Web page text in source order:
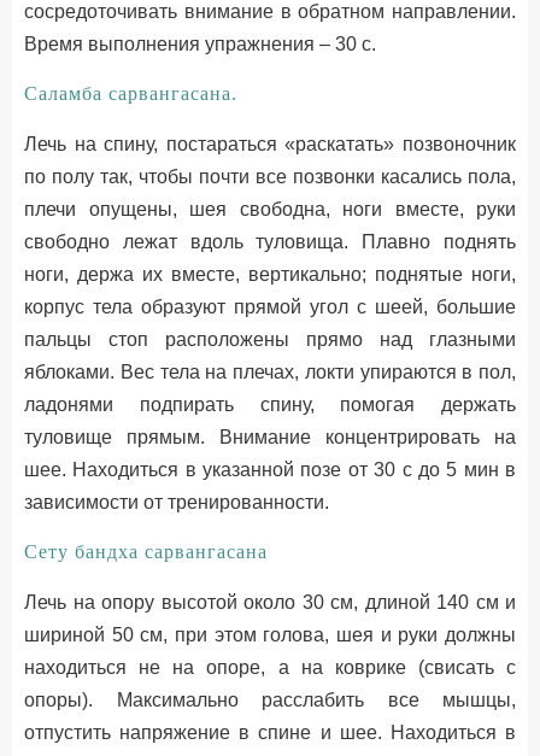
сосредоточивать внимание в обратном направлении.
Время выполнения упражнения – 30 с.
Саламба сарвангасана.
Лечь на спину, постараться «раскатать» позвоночник
по полу так, чтобы почти все позвонки касались пола,
плечи опущены, шея свободна, ноги вместе, руки
свободно лежат вдоль туловища. Плавно поднять
ноги, держа их вместе, вертикально; поднятые ноги,
корпус тела образуют прямой угол с шеей, большие
пальцы стоп расположены прямо над глазными
яблоками. Вес тела на плечах, локти упираются в пол,
ладонями подпирать спину, помогая держать
туловище прямым. Внимание концентрировать на
шее. Находиться в указанной позе от 30 с до 5 мин в
зависимости от тренированности.
Сету бандха сарвангасана
Лечь на опору высотой около 30 см, длиной 140 см и
шириной 50 см, при этом голова, шея и руки должны
находиться не на опоре, а на коврике (свисать с
опоры). Максимально расслабить все мышцы,
отпустить напряжение в спине и шее. Находиться в